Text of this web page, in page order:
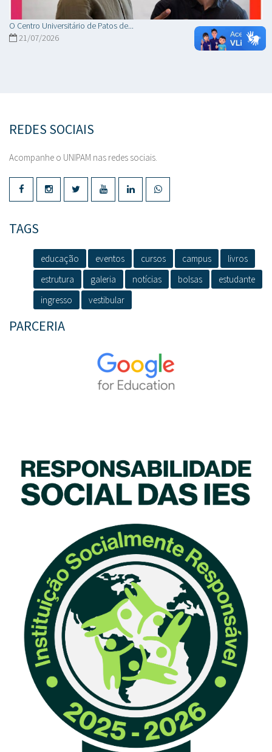
O Centro Universitário de Patos de...
21/07/2026
REDES SOCIAIS
Acompanhe o UNIPAM nas redes sociais.
TAGS
educação eventos cursos campus
livros
estrutura
galeria notícias bolsas
estudante
ingresso
vestibular
PARCERIA